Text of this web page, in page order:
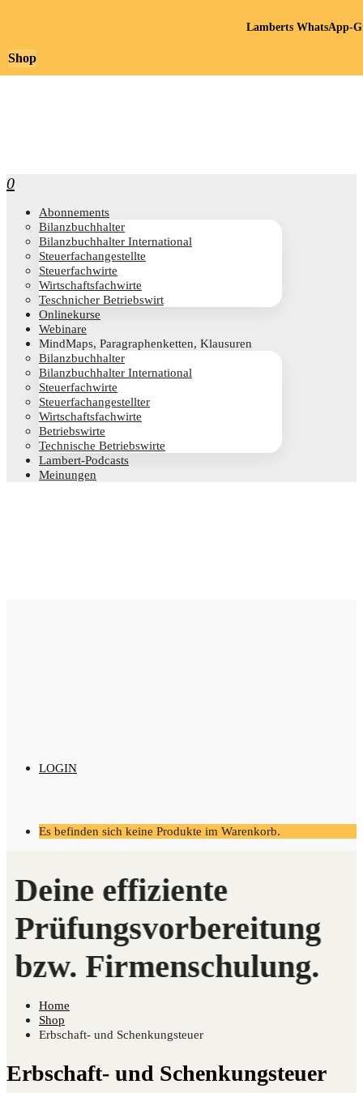
0
Abon­ne­ments
Bilanz­buch­hal­ter
Bilanz­buch­hal­ter International
Steu­er­fach­an­ge­stell­te
Steu­er­fach­wir­te
Wirt­schafts­fach­wir­te
Teschni­cher Betriebswirt
Online­kur­se
Web­i­na­re
Mind­Maps, Para­gra­phen­ket­ten, Klausuren
Bilanz­buch­hal­ter
Bilanz­buch­hal­ter International
Steu­er­fach­wir­te
Steu­er­fach­an­ge­stell­ter
Wirt­schafts­fach­wir­te
Betriebs­wir­te
Tech­ni­sche Betriebswirte
Lam­­bert-Pod­­casts
Mei­nun­gen
LOGIN
Es befinden sich keine Produkte im Warenkorb.
Home
Shop
Erbschaft- und Schenkungsteuer
Erbschaft- und Schenkungsteuer
Shop
Lamberts WhatsApp-